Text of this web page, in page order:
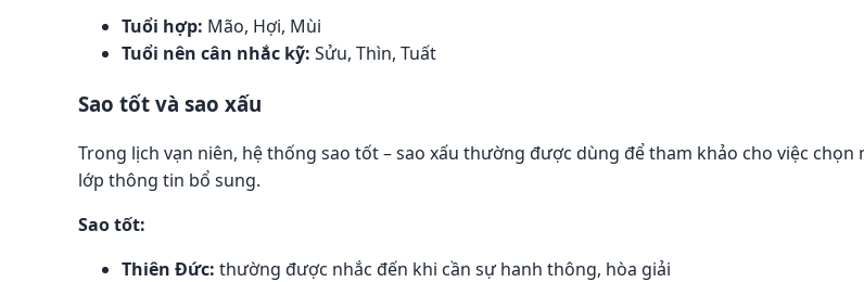
Tuổi hợp: Mão, Hợi, Mùi
Tuổi nên cân nhắc kỹ: Sửu, Thìn, Tuất
Sao tốt và sao xấu
Trong lịch vạn niên, hệ thống sao tốt – sao xấu thường được dùng để tham khảo cho việc
lớp thông tin bổ sung.
Sao tốt:
Thiên Đức: thường được nhắc đến khi cần sự hanh thông, hòa giải